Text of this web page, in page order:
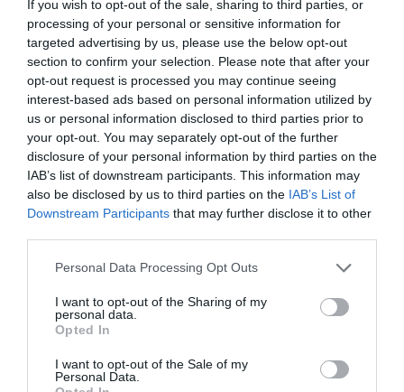
If you wish to opt-out of the sale, sharing to third parties, or
processing of your personal or sensitive information for
targeted advertising by us, please use the below opt-out
section to confirm your selection. Please note that after your
opt-out request is processed you may continue seeing
interest-based ads based on personal information utilized by
us or personal information disclosed to third parties prior to
your opt-out. You may separately opt-out of the further
disclosure of your personal information by third parties on the
IAB’s list of downstream participants. This information may
also be disclosed by us to third parties on the IAB’s List of
Downstream Participants that may further disclose it to other
Personal Data Processing Opt Outs
I want to opt-out of the Sharing of my
personal data.
Opted In
I want to opt-out of the Sale of my
Personal Data.
Francis IV Le Subtil a commenté :
1 avril 2024 - 16 h 22 min
“ITA Airways étend ses opérations sur le marché
britannique”. Vu que la compagnie quitte Heathrow, on peut
difficilement parler d’expansion mais les communiqués sont
faits pour tourner les choses négatives en aspects positifs.
RÉPONDRE
beurka commenté :
1 avril 2024 - 22 h 24 min
On se demande quand ITA va tomber… ça ne devrait pas
Bencelloa commenté :
2 avril 2024 - 8 h 30 min